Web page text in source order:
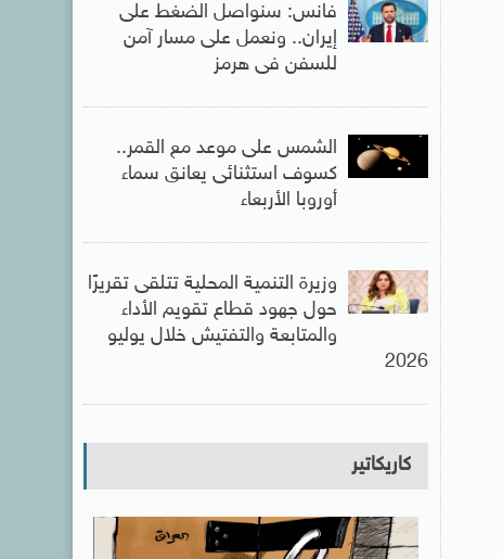
فانس: سنواصل الضغط على
إيران.. ونعمل على مسار آمن
للسفن فى هرمز
الشمس على موعد مع القمر..
كسوف استثنائى يعانق سماء
أوروبا الأربعاء
وزيرة التنمية المحلية تتلقى تقريرًا
حول جهود قطاع تقويم الأداء
والمتابعة والتفتيش خلال يوليو
2026
كاريكاتير